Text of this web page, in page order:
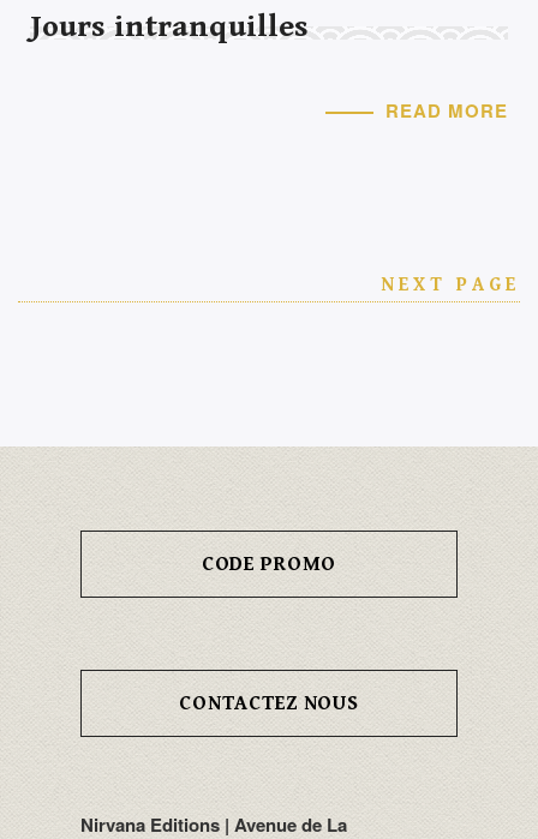
Jours intranquilles
READ MORE
NEXT PAGE
CODE PROMO
CONTACTEZ NOUS
Nirvana Editions | Avenue de La